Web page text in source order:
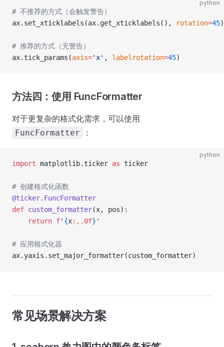
python
# 不推荐的方式（会触发警告）
ax.set_xticklabels(ax.get_xticklabels(),
rotation=45)
# 推荐的方式（无警告）
ax.tick_params(axis='x' , labelrotation=45)
方法四：使用 FuncFormatter
对于更复杂的格式化需求，可以使用
FuncFormatter ：
python
import matplotlib.ticker as ticker
# 创建格式化函数
@ticker.FuncFormatter
def custom_formatter(x, pos):
    return
f' {x:,.0f} '
# 应用格式化器
ax.yaxis.set_major_formatter(custom_formatter)
常见场景解决方案